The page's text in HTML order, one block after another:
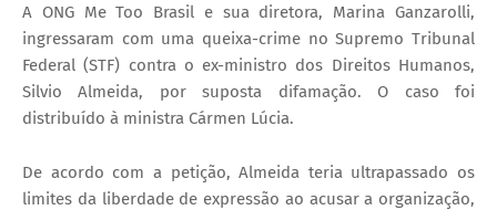
A ONG Me Too Brasil e sua diretora, Marina Ganzarolli,
ingressaram com uma queixa-crime no Supremo Tribunal
Federal (STF) contra o ex-ministro dos Direitos Humanos,
Silvio Almeida, por suposta difamação. O caso foi
distribuído à ministra Cármen Lúcia.
De acordo com a petição, Almeida teria ultrapassado os
limites da liberdade de expressão ao acusar a organização,